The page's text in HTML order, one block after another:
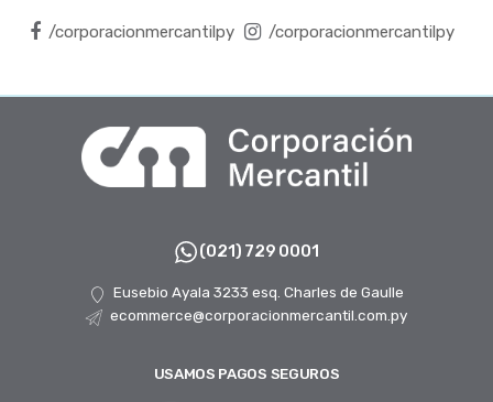
/corporacionmercantilpy /corporacionmercantilpy
(021) 729 0001
Eusebio Ayala 3233 esq. Charles de Gaulle
ecommerce@corporacionmercantil.com.py
USAMOS PAGOS SEGUROS